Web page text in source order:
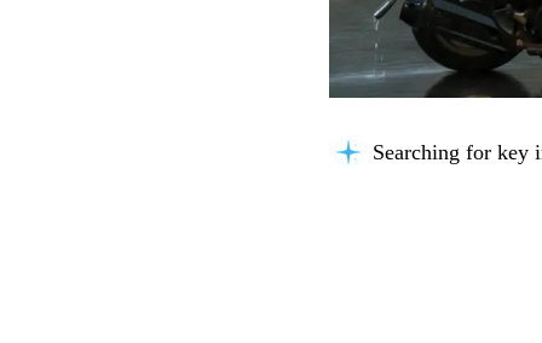
Searching for key